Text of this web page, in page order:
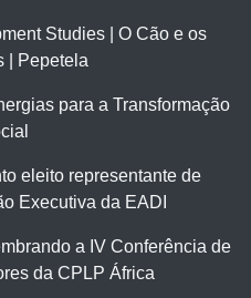
Studies | O Cão e os
| Pepetela
para a Transformação
eleito representante de
Executiva da EADI
a IV Conferência de
da CPLP África